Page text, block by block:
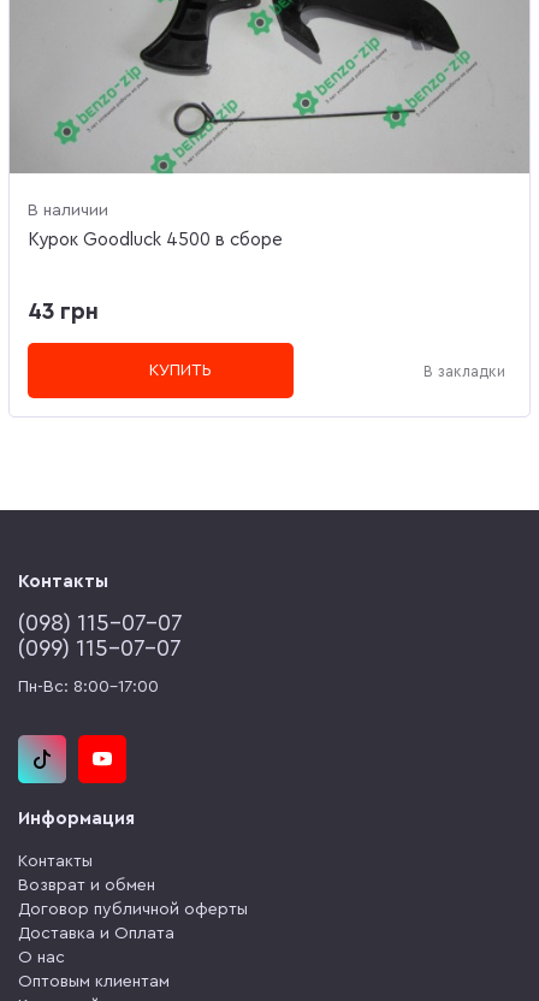
В наличии
Курок Goodluck 4500 в сборе
43 грн
КУПИТЬ В закладки
Контакты
(‎098) 115-07-07
(‎099) 115-07-07
Пн-Вс: 8:00-17:00
Информация
Контакты
Возврат и обмен
Договор публичной оферты
Доставка и Оплата
О нас
Оптовым клиентам